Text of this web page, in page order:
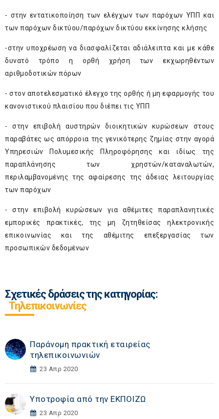
- στην εντατικοποίηση των ελέγχων των παρόχων ΥΠΠ και
των παρόχων δικτύου/παρόχων δικτύου εκκίνησης κλήσης
-στην υποχρέωση να διασφαλίζεται αδιάλειπτα και με κάθε
δυνατό τρόπο η ορθή χρήση των εκχωρηθέντων
αριθμοδοτικών πόρων
- στον αποτελεσματικό έλεγχο της ορθής ή μη εφαρμογής του
κανονιστικού πλαισίου που διέπει τις ΥΠΠ
- στην επιβολή αυστηρών διοικητικών κυρώσεων στους
παραβάτες ως απόρροια της γενικότερης ζημίας στην αγορά
Υπηρεσιών Πολυμεσικής Πληροφόρησης και ιδίως της
παραπλάνησης των χρηστών/καταναλωτών,
περιλαμβανομένης της αφαίρεσης της άδειας λειτουργίας
των παρόχων
- στην επιβολή κυρώσεων για αθέμιτες παραπλανητικές
εμπορικές πρακτικές, της μη ζητηθείσας ηλεκτρονικής
επικοινωνίας και της αθέμιτης επεξεργασίας των
προσωπικών δεδομένων
Σχετικές δράσεις της κατηγορίας:
Τηλεπικοινωνίες
Παράνομη πρακτική εταιρείας
τηλεπικοινωνιών
23 Απρ 2020
Υποτροφία από την EKΠΟΙΖΩ
23 Απρ 2020